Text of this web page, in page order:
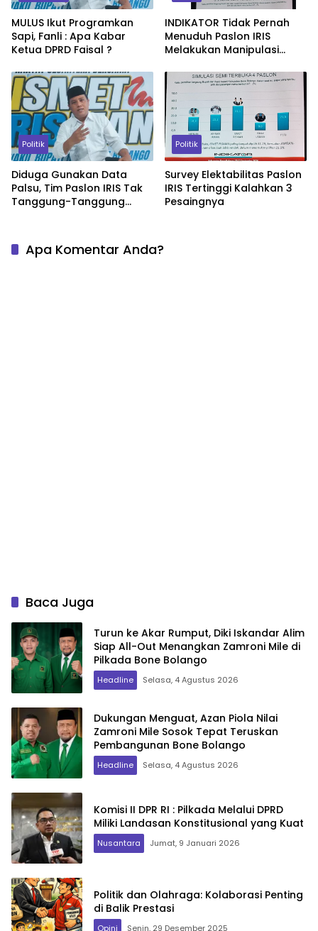
MULUS Ikut Programkan
Sapi, Fanli : Apa Kabar
Ketua DPRD Faisal ?
INDIKATOR Tidak Pernah
Menuduh Paslon IRIS
Melakukan Manipulasi
Politik
Diduga Gunakan Data
Palsu, Tim Paslon IRIS Tak
Tanggung-Tanggung
Politik
Survey Elektabilitas Paslon
IRIS Tertinggi Kalahkan 3
Pesaingnya
Apa Komentar Anda?
Baca Juga
Turun ke Akar Rumput, Diki Iskandar Alim
Siap All-Out Menangkan Zamroni Mile di
Pilkada Bone Bolango
Headline Selasa, 4 Agustus 2026
Dukungan Menguat, Azan Piola Nilai
Zamroni Mile Sosok Tepat Teruskan
Pembangunan Bone Bolango
Headline Selasa, 4 Agustus 2026
Komisi II DPR RI : Pilkada Melalui DPRD
Miliki Landasan Konstitusional yang Kuat
Nusantara Jumat, 9 Januari 2026
Politik dan Olahraga: Kolaborasi Penting
di Balik Prestasi
Opini Senin, 29 Desember 2025